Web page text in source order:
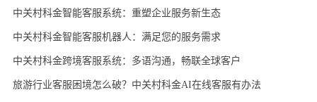
中关村科金智能客服系统：重塑企业服务新生态
中关村科金智能客服机器人：满足您的服务需求
中关村科金跨境客服系统：多语沟通，畅联全球客户
旅游行业客服困境怎么破？中关村科金AI在线客服有办法